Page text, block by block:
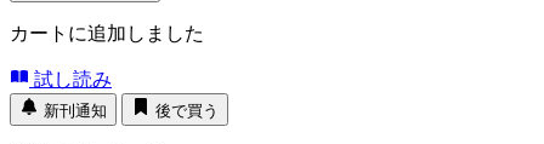
カートに追加しました
試し読み
新刊通知 後で買う